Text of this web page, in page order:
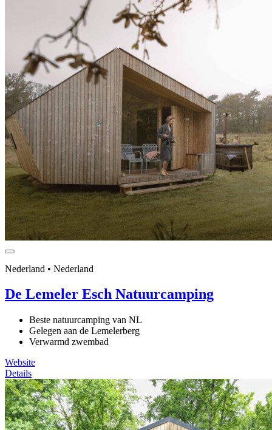
Nederland • Nederland
De Lemeler Esch Natuurcamping
Beste natuurcamping van NL
Gelegen aan de Lemelerberg
Verwarmd zwembad
Website
Details